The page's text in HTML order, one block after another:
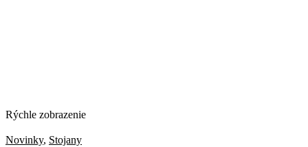
Rýchle zobrazenie
Novinky, Stojany